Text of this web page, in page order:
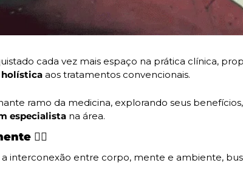
cada vez mais espaço na prática clínica,
holística aos tratamentos convencionais.
ramo da medicina, explorando seus
especialista na área.
🧘‍♀️
interconexão entre corpo, mente e ambiente,